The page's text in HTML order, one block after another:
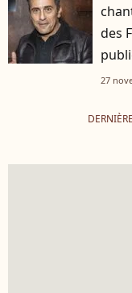
des
27